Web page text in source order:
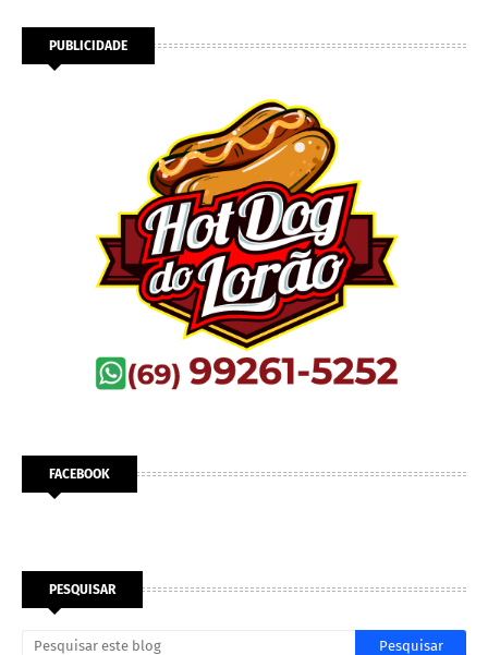
PUBLICIDADE
FACEBOOK
PESQUISAR